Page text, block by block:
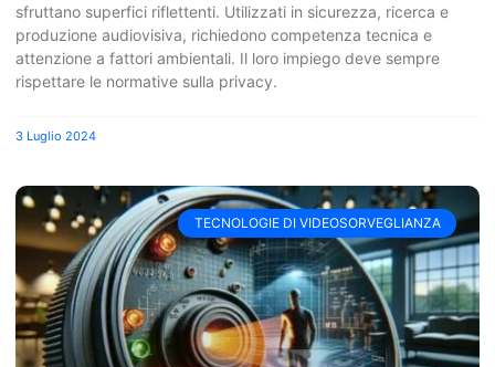
sfruttano superfici riflettenti. Utilizzati in sicurezza, ricerca e
produzione audiovisiva, richiedono competenza tecnica e
attenzione a fattori ambientali. Il loro impiego deve sempre
rispettare le normative sulla privacy.
3 Luglio 2024
TECNOLOGIE DI VIDEOSORVEGLIANZA